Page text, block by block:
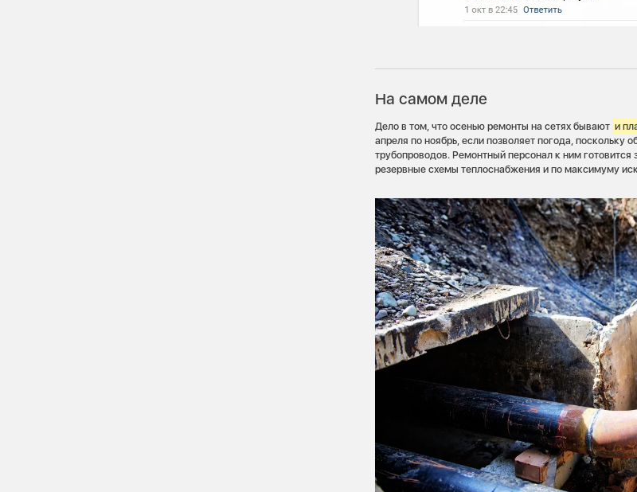
На самом деле
Дело в том, что осенью ремонты на сетях бывают и
апреля по ноябрь, если позволяет погода, поскольку
трубопроводов. Ремонтный персонал к ним готовится
резервные схемы теплоснабжения и по максимуму